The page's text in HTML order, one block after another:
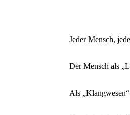
Jeder Mensch,
Der Mensch als
Als